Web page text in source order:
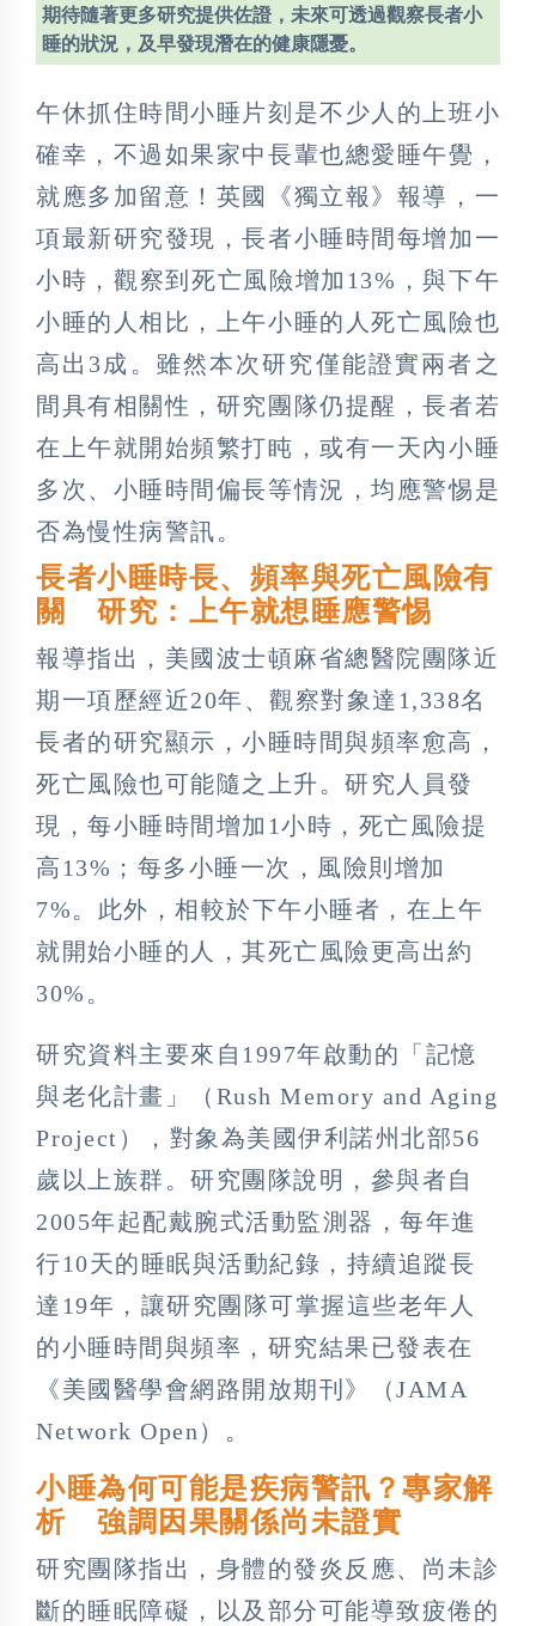
期待隨著更多研究提供佐證，未來可透過觀察長者小
睡的狀況，及早發現潛在的健康隱憂。
午休抓住時間小睡片刻是不少人的上班小
確幸，不過如果家中長輩也總愛睡午覺，
就應多加留意！英國《獨立報》報導，一
項最新研究發現，長者小睡時間每增加一
小時，觀察到死亡風險增加13%，與下午
小睡的人相比，上午小睡的人死亡風險也
高出3成。雖然本次研究僅能證實兩者之
間具有相關性，研究團隊仍提醒，長者若
在上午就開始頻繁打盹，或有一天內小睡
多次、小睡時間偏長等情況，均應警惕是
否為慢性病警訊。
長者小睡時長、頻率與死亡風險有
關 研究：上午就想睡應警惕
報導指出，美國波士頓麻省總醫院團隊近
期一項歷經近20年、觀察對象達1,338名
長者的研究顯示，小睡時間與頻率愈高，
死亡風險也可能隨之上升。研究人員發
現，每小睡時間增加1小時，死亡風險提
高13%；每多小睡一次，風險則增加
7%。此外，相較於下午小睡者，在上午
就開始小睡的人，其死亡風險更高出約
30%。
研究資料主要來自1997年啟動的「記憶
與老化計畫」（Rush Memory and Aging
Project），對象為美國伊利諾州北部56
歲以上族群。研究團隊說明，參與者自
2005年起配戴腕式活動監測器，每年進
行10天的睡眠與活動紀錄，持續追蹤長
達19年，讓研究團隊可掌握這些老年人
的小睡時間與頻率，研究結果已發表在
《美國醫學會網路開放期刊》（JAMA
Network Open）。
小睡為何可能是疾病警訊？專家解
析 強調因果關係尚未證實
研究團隊指出，身體的發炎反應、尚未診
斷的睡眠障礙，以及部分可能導致疲倦的